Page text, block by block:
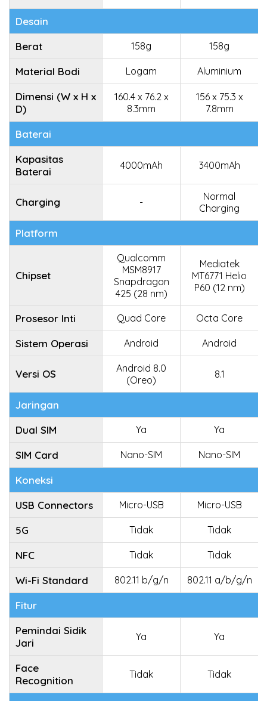
Desain
Berat
158g 158g
Material Bodi Logam Aluminium
Dimensi (W x H x
D)
160.4 x 76.2 x
8.3mm
156 x 75.3 x
7.8mm
Baterai
Kapasitas
Baterai
4000mAh 3400mAh
Charging -
Normal
Charging
Platform
Chipset
Qualcomm
MSM8917
Snapdragon
425 (28 nm)
Mediatek
MT6771 Helio
P60 (12 nm)
Prosesor Inti Quad Core Octa Core
Sistem Operasi Android Android
Versi OS
Android 8.0
(Oreo)
8.1
Jaringan
Dual SIM
Ya Ya
SIM Card Nano-SIM Nano-SIM
Koneksi
USB Connectors
Micro-USB Micro-USB
5G Tidak Tidak
NFC Tidak Tidak
Wi-Fi Standard 802.11 b/g/n 802.11 a/b/g/n
Fitur
Pemindai Sidik
Jari
Ya Ya
Face
Recognition
Tidak Tidak